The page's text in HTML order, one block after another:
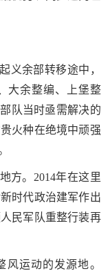
义余部转移途中，
大余整编、上堡整
队当时亟需解决的
火种在绝境中顽强
方。2014年在这里
时代政治建军作出
民军队重整行装再
运动的发源地。